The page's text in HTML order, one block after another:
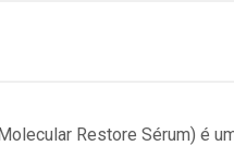
Restore Sérum) é